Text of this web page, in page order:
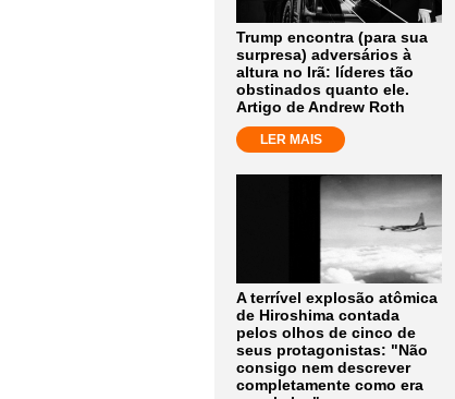
Trump encontra (para sua
surpresa) adversários à
altura no Irã: líderes tão
obstinados quanto ele.
Artigo de Andrew Roth
LER MAIS
A terrível explosão atômica
de Hiroshima contada
pelos olhos de cinco de
seus protagonistas: "Não
consigo nem descrever
completamente como era